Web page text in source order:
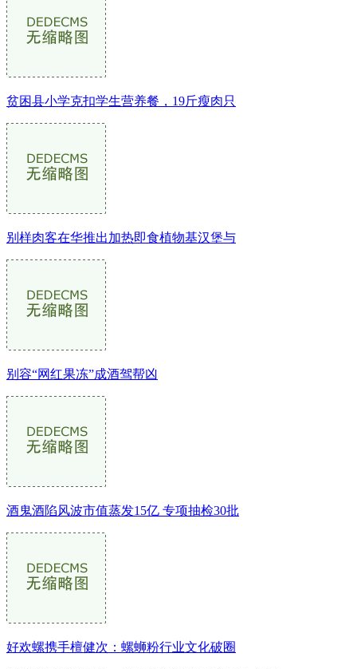
贫困县小学克扣学生营养餐，19斤瘦肉只
别样肉客在华推出加热即食植物基汉堡与
别容“网红果冻”成酒驾帮凶
酒鬼酒陷风波市值蒸发15亿 专项抽检30批
好欢螺携手檀健次：螺蛳粉行业文化破圈